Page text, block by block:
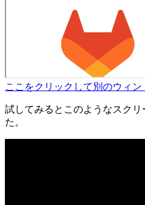
ここをクリックして別のウィ
試してみるとこのようなスク
た。